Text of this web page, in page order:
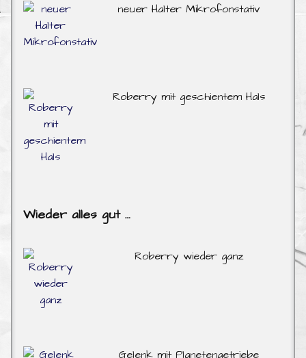
neuer Halter Mikrofonstativ
Roberry mit geschientem Hals
Wieder alles gut …
Roberry wieder ganz
Gelenk mit Planetengetriebe